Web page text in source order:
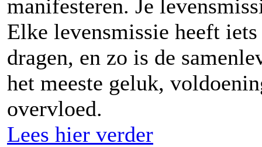
manifesteren. Je
Elke levensmissie heeft
dragen, en zo is de
het meeste geluk,
overvloed.
Lees hier verder